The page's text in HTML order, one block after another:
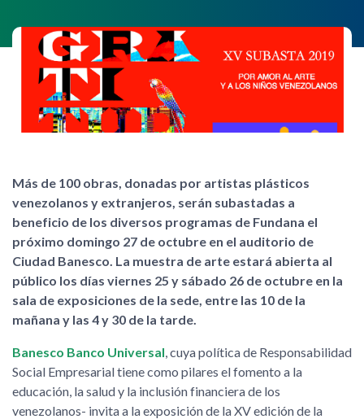
Más de 100 obras, donadas por artistas plásticos
venezolanos y extranjeros, serán subastadas a
beneficio de los diversos programas de Fundana el
próximo domingo 27 de octubre en el auditorio de
Ciudad Banesco. La muestra de arte estará abierta al
público los días viernes 25 y sábado 26 de octubre en la
sala de exposiciones de la sede, entre las 10 de la
mañana y las 4 y 30 de la tarde.
Banesco Banco Universal , cuya política de Responsabilidad
Social Empresarial tiene como pilares el fomento a la
educación, la salud y la inclusión financiera de los
venezolanos- invita a la exposición de la XV edición de la